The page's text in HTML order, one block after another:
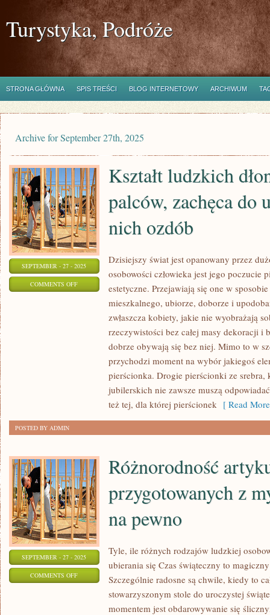
Turystyka, Podróże
STRONA GŁÓWNA SPIS TREŚCI BLOG INTERNETOWY ARCHIWUM
Archive for September 27th, 2025
SEPTEMBER - 27 - 2025
COMMENTS OFFON
UMIESZCZANIA
NA
NICH
Kształt ludzkich
palców, zachęca do
nich ozdób
Dzisiejszy świat jest opanowany przez
osobowości człowieka jest jego poczucie
estetyczne. Przejawiają się one w
mieszkalnego, ubiorze, doborze i
zwłaszcza kobiety, jakie nie wyobrażają
rzeczywistości bez całej masy dekoracji
dobrze obywają się bez niej. Mimo to w
przychodzi moment na wybór jakiegoś
pierścionka. Drogie pierścionki ze srebra,
jubilerskich nie zawsze muszą
też tej, dla której pierścionek [ Read
POSTED BY ADMIN
SEPTEMBER - 27 - 2025
COMMENTS OFFON
Różnorodność
przygotowanych z
na pewno
Tyle, ile różnych rodzajów ludzkiej
ubierania się Czas świąteczny to
Szczególnie radosne są chwile, kiedy to
stowarzyszonym stole do uroczystej
momentem jest obdarowywanie się